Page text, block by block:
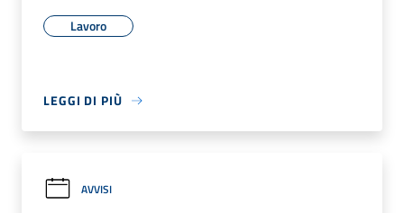
Lavoro
LEGGI DI PIÙ
AVVISI